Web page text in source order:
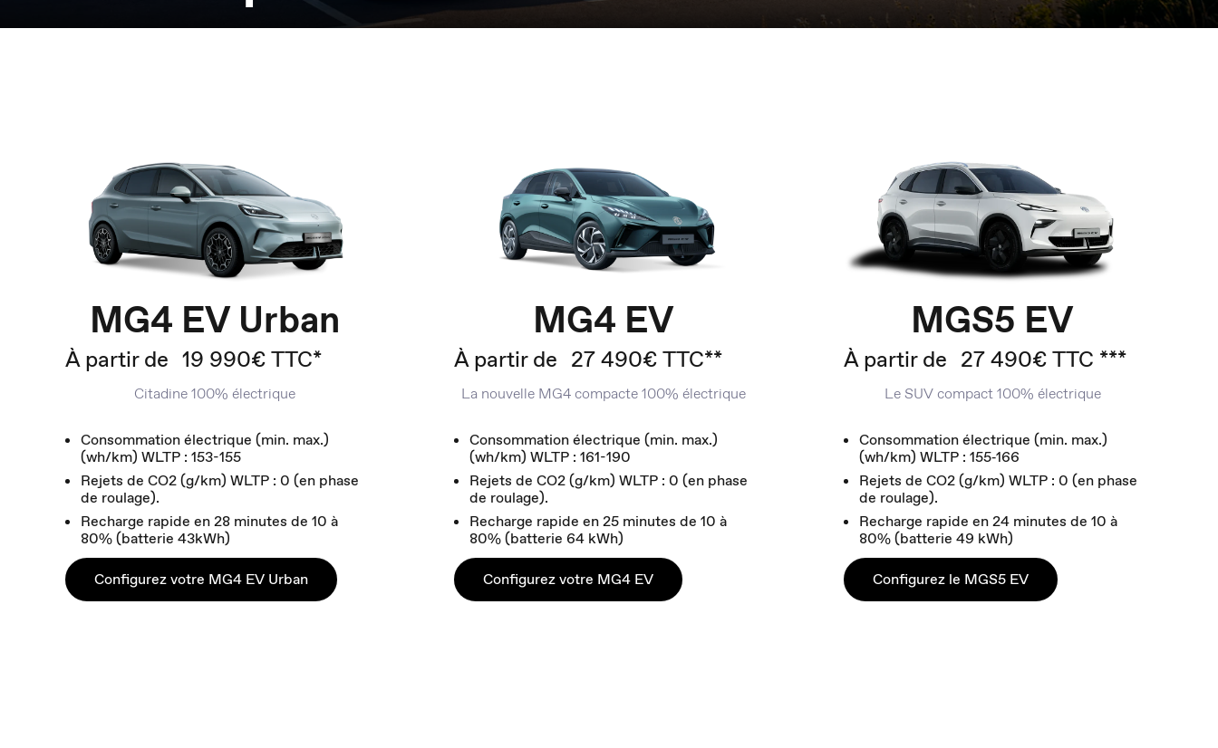
MG4 EV Urban
À partir de 19 990€ TTC*
Citadine 100% électrique
Consommation électrique (min. max.)
(wh/km) WLTP : 153-155
Rejets de CO2 (g/km) WLTP : 0 (en phase
de roulage).
Recharge rapide en 28 minutes de 10 à
80% (batterie 43kWh)
Configurez votre MG4 EV Urban
MG4 EV
À partir de 27 490€ TTC**
La nouvelle MG4 compacte 100% électrique
Consommation électrique (min. max.)
(wh/km) WLTP : 161-190
Rejets de CO2 (g/km) WLTP : 0 (en phase
de roulage).
Recharge rapide en 25 minutes de 10 à
80% (batterie 64 kWh)
Configurez votre MG4 EV
MGS5 EV
À partir de 27 490€ TTC ***
Le SUV compact 100% électrique
Consommation électrique (min. max.)
(wh/km) WLTP : 155‑166
Rejets de CO2 (g/km) WLTP : 0 (en phase
de roulage).
Recharge rapide en 24 minutes de 10 à
80% (batterie 49 kWh)
Configurez le MGS5 EV